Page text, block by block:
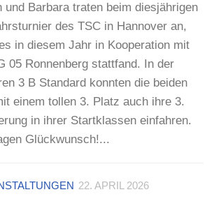
und Barbara traten beim diesjährigen
des TSC in Hannover an,
in diesem Jahr in Kooperation mit
05 Ronnenberg stattfand. In der
3 B Standard konnten die beiden
einem tollen 3. Platz auch ihre 3.
in ihrer Startklassen einfahren.
Glückwunsch!...
22. APRIL 2026